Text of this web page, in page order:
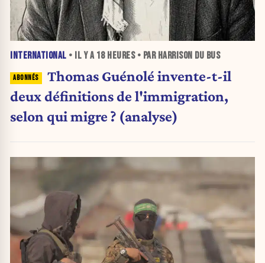
INTERNATIONAL • IL Y A 18 HEURES• PAR HARRISON DU BUS
Thomas Guénolé invente-t-il
deux définitions de l'immigration,
selon qui migre ? (analyse)